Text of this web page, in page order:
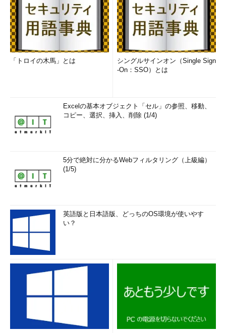
「トロイの木馬」とは
シングルサインオン（Single Sign
-On：SSO）とは
Excelの基本オブジェクト「セル」の参照、移動、
コピー、選択、挿入、削除 (1/4)
5分で絶対に分かるWebフィルタリング（上級編）
(1/5)
英語版と日本語版、どっちのOS環境が使いやす
い？